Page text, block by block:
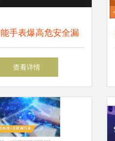
手表爆高危安全漏
万台设备面临黑客追
查看详情